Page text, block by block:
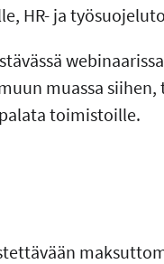
HR- ja
muassa
toimistoille.